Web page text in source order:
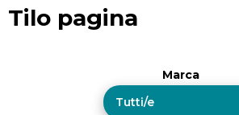
Tilo pagina
Marca